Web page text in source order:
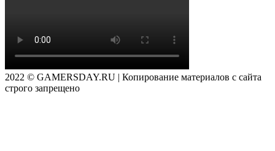
2022 © GAMERSDAY.RU | Копирование материалов с сайта
строго запрещено